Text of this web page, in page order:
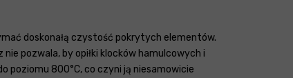
doskonałą czystość pokrytych elementów.
pozwala, by opiłki klocków hamulcowych i
poziomu 800°C, co czyni ją niesamowicie